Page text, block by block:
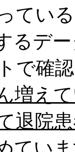
てい
るデ
で確
増え
退院